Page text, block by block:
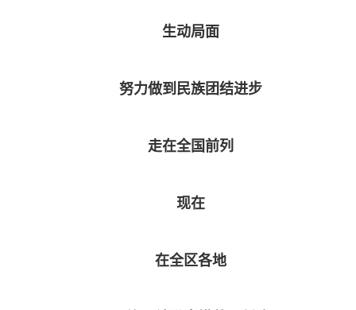
生动局面
努力做到民族团结进步
走在全国前列
现在
在全区各地